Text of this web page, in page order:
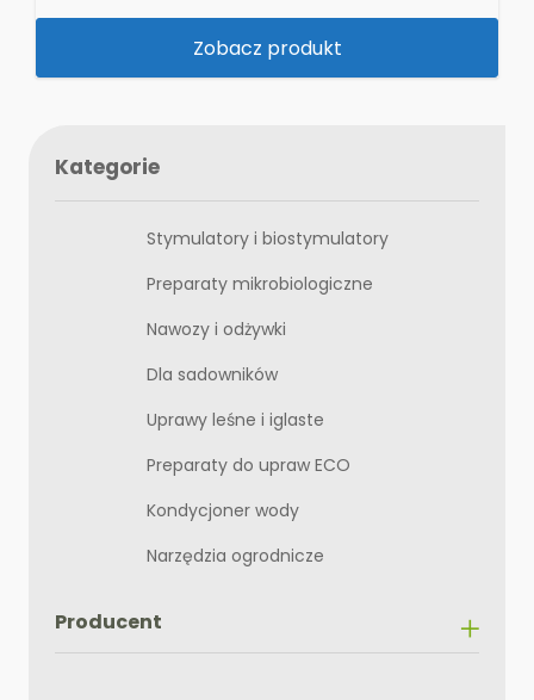
Kategorie
Stymulatory i biostymulatory
Preparaty mikrobiologiczne
Nawozy i odżywki
Dla sadowników
Uprawy leśne i iglaste
Preparaty do upraw ECO
Kondycjoner wody
Narzędzia ogrodnicze
Producent
Zobacz produkt